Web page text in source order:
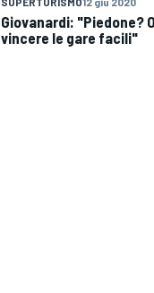
Giovanardi: "Piedone?
vincere le gare facili"